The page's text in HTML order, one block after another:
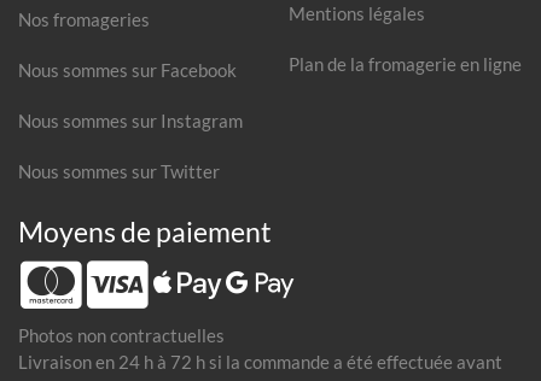
Nos fromageries
Nous sommes sur Facebook
Nous sommes sur Instagram
Nous sommes sur Twitter
Mentions légales
Plan de la fromagerie en ligne
Moyens de paiement
Photos non contractuelles
Livraison en 24 h à 72 h si la commande a été effectuée avant